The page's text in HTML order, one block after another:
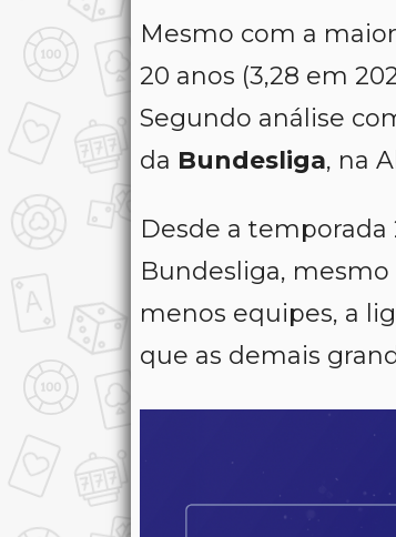
Mesmo com a
20 anos (3,28 em
Segundo análise
da Bundesliga, na
Desde a temporada
Bundesliga,
menos equipes, a
que as demais